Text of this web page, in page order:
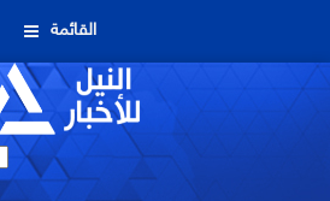
القائمة